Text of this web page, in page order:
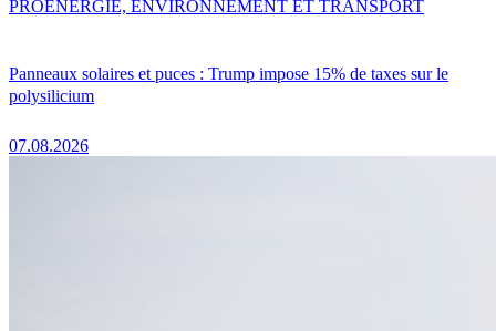
Panneaux solaires et puces : Trump impose 15% de taxes sur le
polysilicium
07.08.2026
PROENERGIE, ENVIRONNEMENT ET TRANSPORT